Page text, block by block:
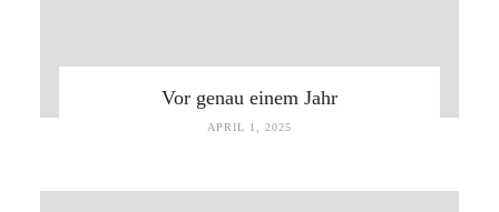
Vor genau einem Jahr
APRIL 1, 2025